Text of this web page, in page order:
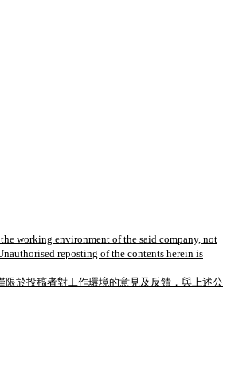
working environment of the said company, not
reposting of the contents herein is
於投稿者對工作環境的意見及反饋，與上述公